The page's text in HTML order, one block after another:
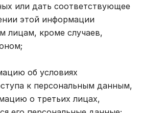
или дать соответствующее
этой информации
лицам, кроме случаев,
об условиях
к персональным данным,
о третьих лицах,